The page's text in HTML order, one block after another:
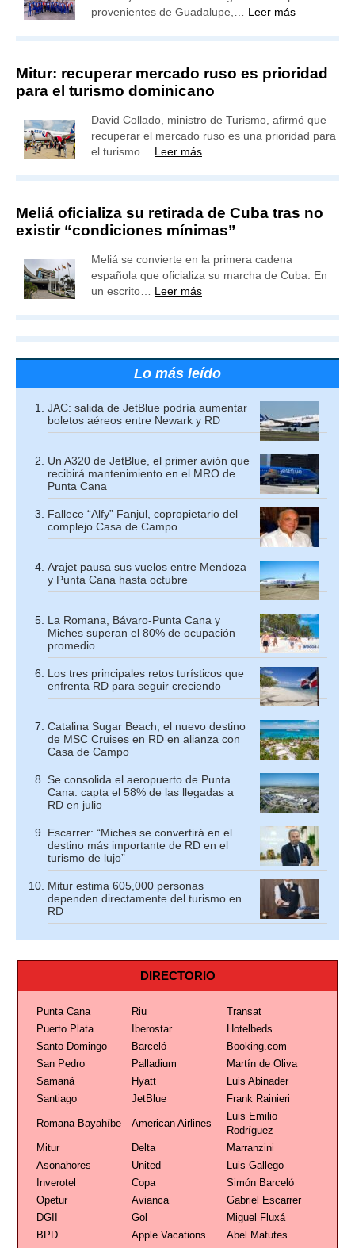
provenientes de Guadalupe,… Leer más
Mitur: recuperar mercado ruso es prioridad
para el turismo dominicano
David Collado, ministro de Turismo, afirmó que
recuperar el mercado ruso es una prioridad para
el turismo… Leer más
Meliá oficializa su retirada de Cuba tras no
existir “condiciones mínimas”
Meliá se convierte en la primera cadena
española que oficializa su marcha de Cuba. En
un escrito… Leer más
Lo más leído
JAC: salida de JetBlue podría aumentar
boletos aéreos entre Newark y RD
Un A320 de JetBlue, el primer avión que
recibirá mantenimiento en el MRO de
Punta Cana
Fallece “Alfy” Fanjul, copropietario del
complejo Casa de Campo
Arajet pausa sus vuelos entre Mendoza
y Punta Cana hasta octubre
La Romana, Bávaro-Punta Cana y
Miches superan el 80% de ocupación
promedio
Los tres principales retos turísticos que
enfrenta RD para seguir creciendo
Catalina Sugar Beach, el nuevo destino
de MSC Cruises en RD en alianza con
Casa de Campo
Se consolida el aeropuerto de Punta
Cana: capta el 58% de las llegadas a
RD en julio
Escarrer: “Miches se convertirá en el
destino más importante de RD en el
turismo de lujo”
Mitur estima 605,000 personas
dependen directamente del turismo en
RD
DIRECTORIO
Punta Cana Riu
Transat
Puerto Plata
Iberostar
Hotelbeds
Santo Domingo
Barceló
Booking.com
San Pedro
Palladium
Martín de Oliva
Samaná
Hyatt
Luis Abinader
Santiago
JetBlue Frank Rainieri
Romana-Bayahíbe American Airlines
Luis Emilio
Rodríguez
Mitur
Delta
Marranzini
Asonahores
United
Luis Gallego
Inverotel
Copa
Simón Barceló
Opetur
Avianca
Gabriel Escarrer
DGII
Gol
Miguel Fluxá
BPD
Apple Vacations
Abel Matutes